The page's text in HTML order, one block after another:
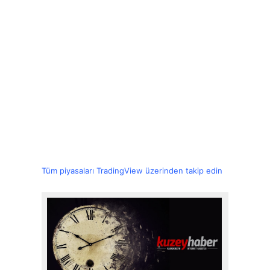
Tüm piyasaları TradingView üzerinden takip edin